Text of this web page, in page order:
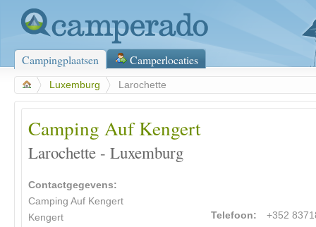
Campingplaatsen Camperlocaties
Luxemburg Larochette
Camping Auf Kengert
Larochette - Luxemburg
Contactgegevens:
Camping Auf Kengert
Kengert
Telefoon: +352